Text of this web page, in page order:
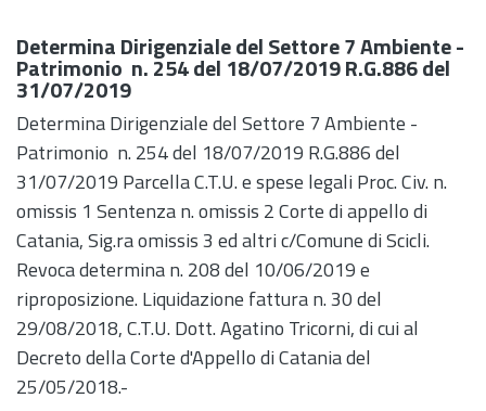
Determina Dirigenziale del Settore 7 Ambiente -
Patrimonio n. 254 del 18/07/2019 R.G.886 del
31/07/2019
Determina Dirigenziale del Settore 7 Ambiente -
Patrimonio n. 254 del 18/07/2019 R.G.886 del
31/07/2019 Parcella C.T.U. e spese legali Proc. Civ. n.
omissis 1 Sentenza n. omissis 2 Corte di appello di
Catania, Sig.ra omissis 3 ed altri c/Comune di Scicli.
Revoca determina n. 208 del 10/06/2019 e
riproposizione. Liquidazione fattura n. 30 del
29/08/2018, C.T.U. Dott. Agatino Tricorni, di cui al
Decreto della Corte d'Appello di Catania del
25/05/2018.-